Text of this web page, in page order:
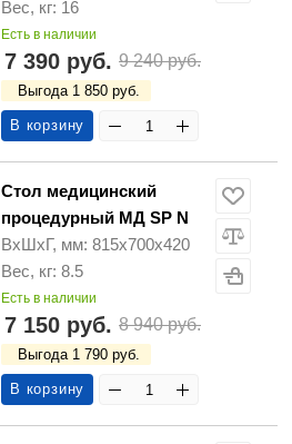
Вес, кг: 16
Есть в наличии
7 390 руб. 9 240 руб.
Выгода 1 850 руб.
В корзину
Стол медицинский
процедурный МД SP N
ВхШхГ, мм: 815x700x420
Вес, кг: 8.5
Есть в наличии
7 150 руб. 8 940 руб.
Выгода 1 790 руб.
В корзину